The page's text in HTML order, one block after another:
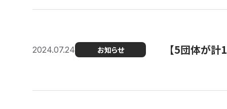
2024.07.24 お知らせ 【5団体が